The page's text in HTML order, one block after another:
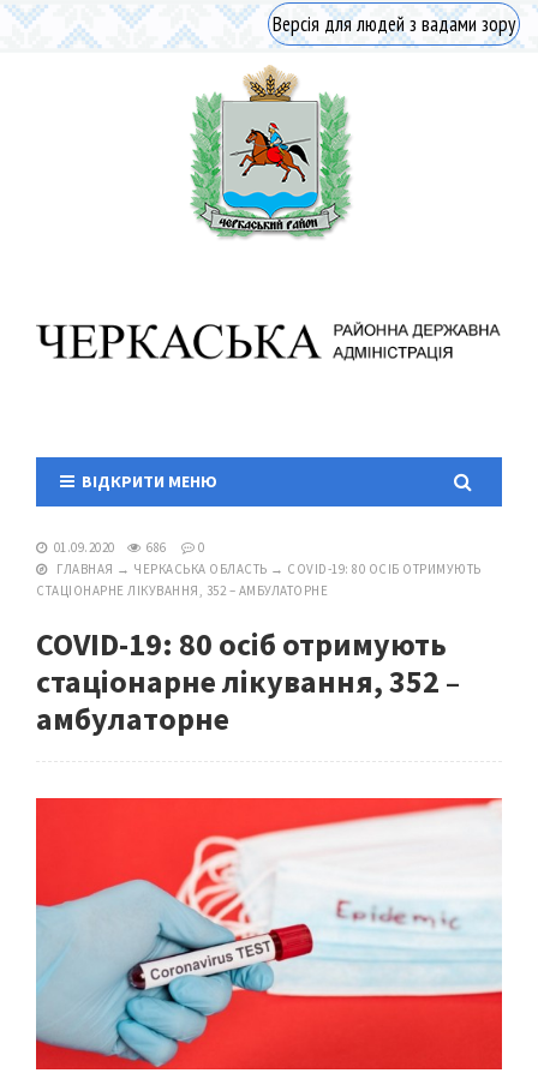
Версія для людей з вадами зору
ВІДКРИТИ МЕНЮ
01.09.2020 686
0
ГЛАВНАЯ → ЧЕРКАСЬКА ОБЛАСТЬ → COVID-19: 80 ОСІБ ОТРИМУЮТЬ
СТАЦІОНАРНЕ ЛІКУВАННЯ, 352 – АМБУЛАТОРНЕ
COVID-19: 80 осіб отримують
стаціонарне лікування, 352 –
амбулаторне